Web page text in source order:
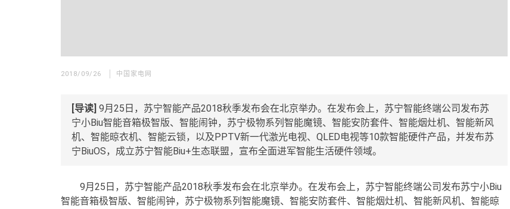
2018/09/26 中国家电网
[导读] 9月25日，苏宁智能产品2018秋季发布会在北京举办。在发布会上，苏宁智能终端公司发布苏
宁小Biu智能音箱极智版、智能闹钟，苏宁极物系列智能魔镜、智能安防套件、智能烟灶机、智能新风
机、智能晾衣机、智能云锁，以及PPTV新一代激光电视、QLED电视等10款智能硬件产品，并发布苏
宁BiuOS，成立苏宁智能Biu+生态联盟，宣布全面进军智能生活硬件领域。
9月25日，苏宁智能产品2018秋季发布会在北京举办。在发布会上，苏宁智能终端公司发布苏宁小Biu
智能音箱极智版、智能闹钟，苏宁极物系列智能魔镜、智能安防套件、智能烟灶机、智能新风机、智能晾